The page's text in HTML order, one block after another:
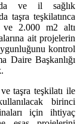
ve il sağlık
taşra teşkilatınca
ve 2.000 m2 altı
ait projelerin
kontrol
Daire Başkanlığı
taşra teşkilatı ile
birinci
için ihtiyaç